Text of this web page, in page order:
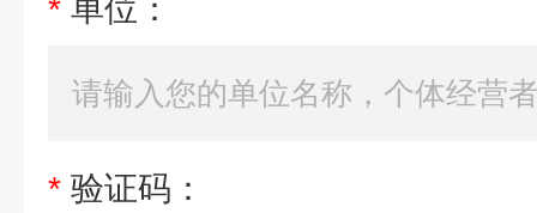
* 单位：
* 验证码：